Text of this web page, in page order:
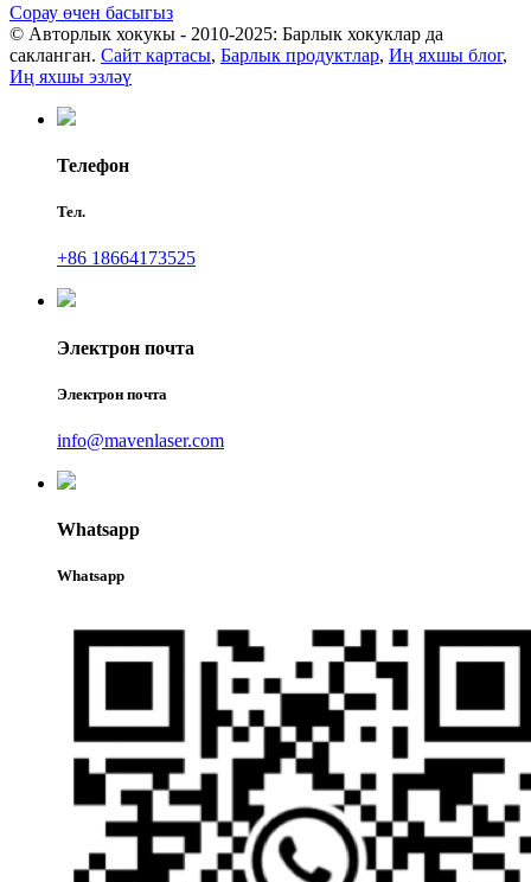
Сорау өчен басыгыз
© Авторлык хокукы - 2010-2025: Барлык хокуклар да
сакланган. Сайт картасы, Барлык продуктлар, Иң яхшы блог,
Иң яхшы эзләү
Телефон
Тел.
+86 18664173525
Электрон почта
Электрон почта
info@mavenlaser.com
Whatsapp
Whatsapp